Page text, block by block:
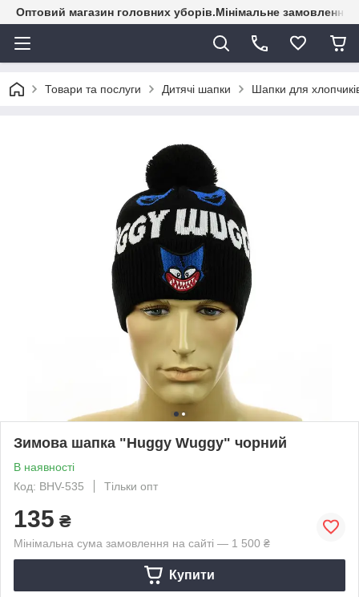
Оптовий магазин головних уборів.Мінімальне замовлення
Товари та послуги Дитячі шапки Шапки для
Зимова шапка "Huggy Wuggy" чорний
В наявності
Код: BHV-535
Тільки опт
135 ₴
Мінімальна сума замовлення на сайті — 1 500 ₴
Купити